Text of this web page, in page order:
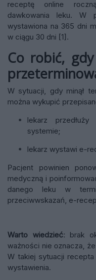
receptę online
dawkowania leku. W
wystawiona na 365 dni
w ciągu 30 dni [1].
Co robić,
W sytuacji, gdy minął
można wykupić
lekarz
systemie;
lekarz wystawi e-
Pacjent powinien
medyczną i
danego leku w
przeciwwskazań, e-
Warto wiedzieć: brak
ważności nie oznacza,
W takiej sytuacji
wystawienia.